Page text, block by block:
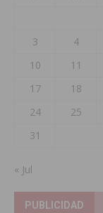
3
4
10
11
17
18
24
25
31
« Jul
PUBLICIDAD